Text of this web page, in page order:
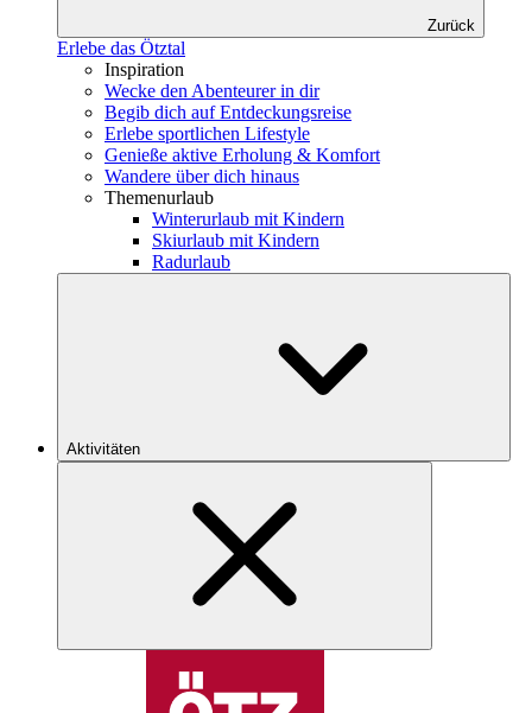
Zurück
Erlebe das Ötztal
Inspiration
Wecke den Abenteurer in dir
Begib dich auf Entdeckungsreise
Erlebe sportlichen Lifestyle
Genieße aktive Erholung & Komfort
Wandere über dich hinaus
Themenurlaub
Winterurlaub mit Kindern
Skiurlaub mit Kindern
Radurlaub
Aktivitäten